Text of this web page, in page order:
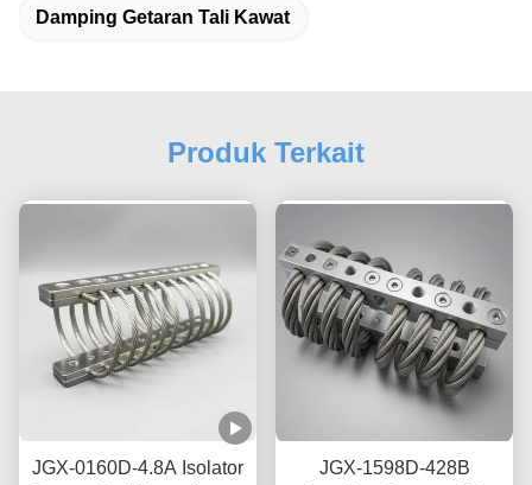
Damping Getaran Tali Kawat
Produk Terkait
JGX-0160D-4.8A Isolator
JGX-1598D-428B